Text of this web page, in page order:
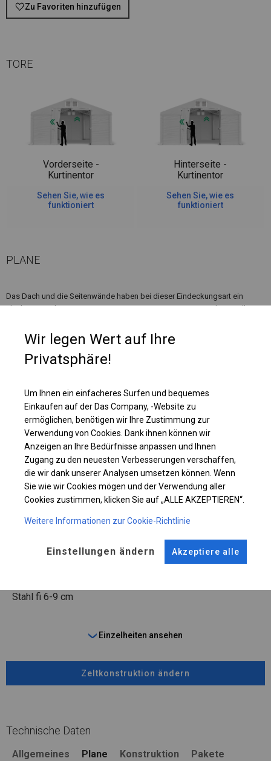
Zu Favoriten hinzufügen
TORE
Vorderseite -
Kurtinentor
Sehen Sie, wie es
funktioniert
Hinterseite -
Kurtinentor
Sehen Sie, wie es
funktioniert
PLANE
Das Dach und die Seitenwände haben bei dieser Eindeckungsart ein
Flächengewicht von ca. 580 g/m². Es ist resistent gegen starke Windböen
Garagenzelten als auch in Langzeitlagerzelten verwendet werden.
Plane ändern
KONSTRUKTION
SUMMER
Stahl ca.fi 38 mm Stahl ca.fi 42 mm
Stahl fi 6-9 cm
Einzelheiten ansehen
Zeltkonstruktion ändern
Technische Daten
Allgemeines Plane Konstruktion Pakete
Wir legen Wert auf Ihre
Privatsphäre!
Um Ihnen ein einfacheres Surfen und bequemes
Einkaufen auf der Das Company, -Website zu
ermöglichen, benötigen wir Ihre Zustimmung zur
Verwendung von Cookies. Dank ihnen können wir
Anzeigen an Ihre Bedürfnisse anpassen und Ihnen
Zugang zu den neuesten Verbesserungen verschaffen,
die wir dank unserer Analysen umsetzen können. Wenn
Sie wie wir Cookies mögen und der Verwendung aller
Cookies zustimmen, klicken Sie auf „ALLE AKZEPTIEREN“.
Weitere Informationen zur Cookie-Richtlinie
Einstellungen ändern Akzeptiere alle